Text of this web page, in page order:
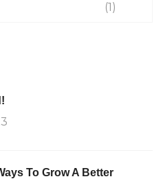
(1)
To Grow A Better